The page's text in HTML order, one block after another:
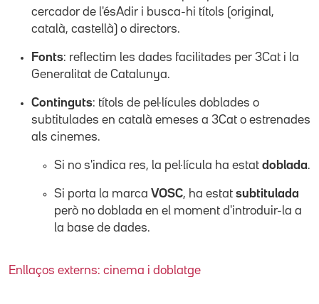
cercador de l'ésAdir i busca-hi títols (original,
català, castellà) o directors.
Fonts: reflectim les dades facilitades per 3Cat i la
Generalitat de Catalunya.
Continguts: títols de pel·lícules doblades o
subtitulades en català emeses a 3Cat o estrenades
als cinemes.
Si no s'indica res, la pel·lícula ha estat doblada.
Si porta la marca VOSC, ha estat subtitulada
però no doblada en el moment d'introduir-la a
la base de dades.
Enllaços externs: cinema i doblatge